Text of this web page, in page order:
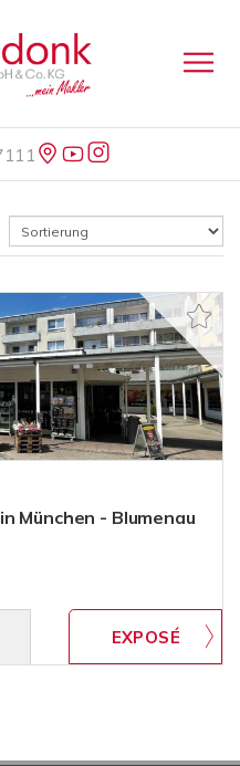
München - Blumenau